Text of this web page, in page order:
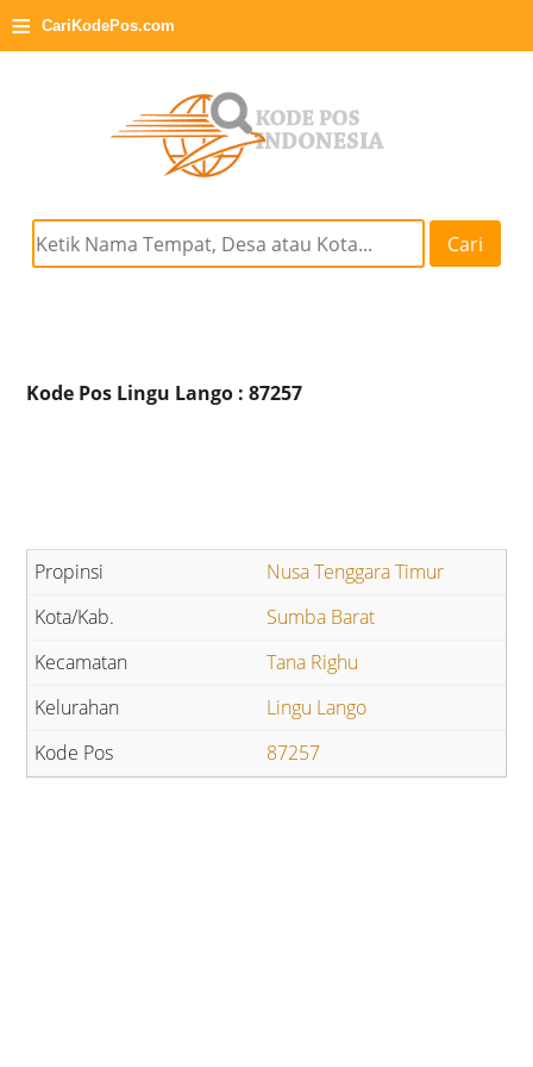
≡ CariKodePos.com
Cari
Kode Pos Lingu Lango : 87257
Nusa Tenggara Timur
Sumba Barat
Tana Righu
Lingu Lango
87257